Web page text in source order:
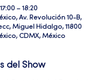
– 18:20
Av. Revolución 10-B,
Miguel Hidalgo, 11800
CDMX, México
del Show